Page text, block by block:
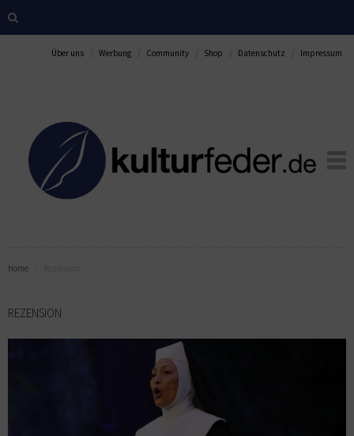
Über uns Werbung Community Shop Datenschutz Impressum
Home
REZENSION